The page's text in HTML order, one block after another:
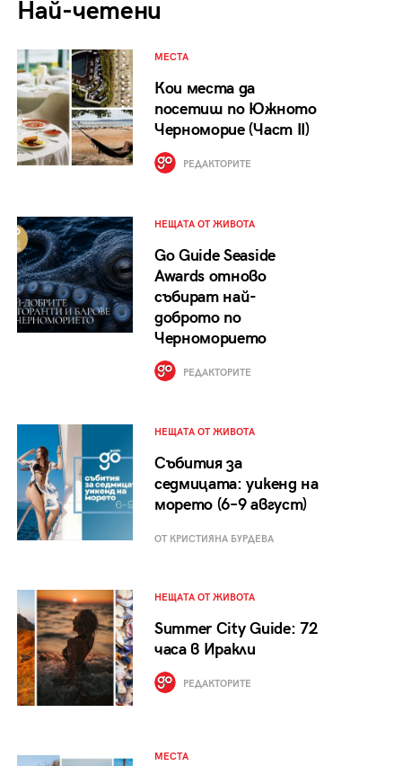
Най-четени
МЕСТА
Кои места да
посетиш по Южното
Черноморие (Част II)
РЕДАКТОРИТЕ
НЕЩАТА ОТ ЖИВОТА
Go Guide Seaside
Awards отново
събират най-
доброто по
Черноморието
РЕДАКТОРИТЕ
НЕЩАТА ОТ ЖИВОТА
Събития за
седмицата: уикенд на
морето (6–9 август)
ОТ КРИСТИЯНА БУРДЕВА
НЕЩАТА ОТ ЖИВОТА
Summer City Guide: 72
часа в Иракли
РЕДАКТОРИТЕ
МЕСТА